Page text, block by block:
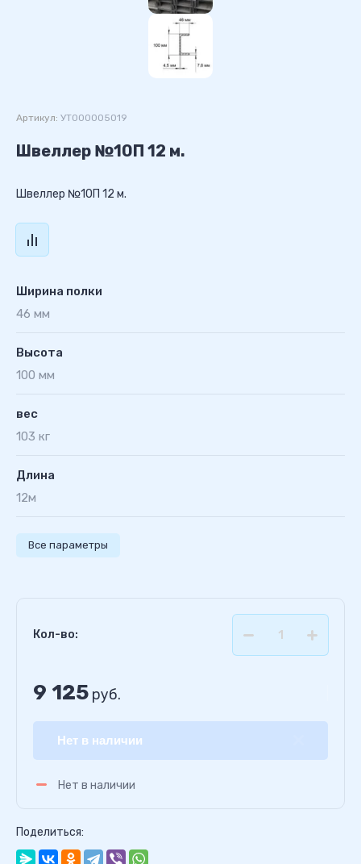
Артикул: УТ000005019
Швеллер №10П 12 м.
Швеллер №10П 12 м.
Ширина полки
46 мм
Высота
100 мм
вес
103 кг
Длина
12м
Все параметры
Кол-во:
9 125 руб.
Нет в наличии
Нет в наличии
Поделиться: